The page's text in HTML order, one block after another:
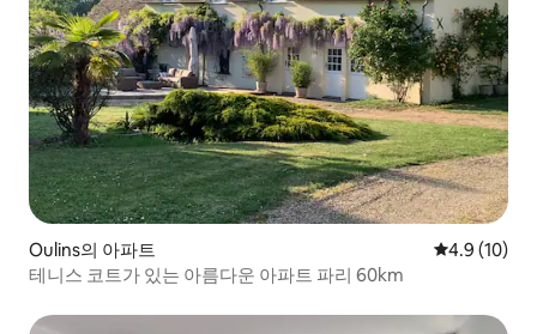
Oulins의 아파트 평점 4.9점(5
4.9 (10)
테니스 코트가 있는 아름다운 아파트 파리 60km